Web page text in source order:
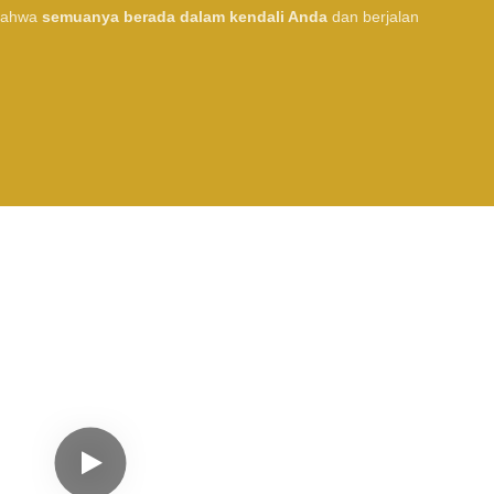
semuanya berada dalam kendali Anda dan berjalan